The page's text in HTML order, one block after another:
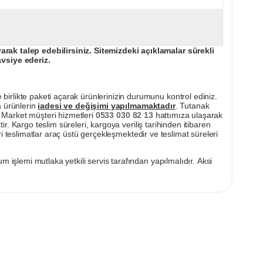
talep edebilirsiniz. Sitemizdeki açıklamalar sürekli
ederiz.
paketi açarak ürünlerinizin durumunu kontrol ediniz.
ürünlerin iadesi ve değişimi yapılmamaktadır. Tutanak
Market müşteri hizmetleri 0533 030 82 13hattımıza ulaşarak
Kargo teslim süreleri, kargoya veriliş tarihinden itibaren
teslimatlar araç üstü gerçekleşmektedir ve teslimat süreleri
işlemi mutlaka yetkili servis tarafından yapılmalıdır. Aksi